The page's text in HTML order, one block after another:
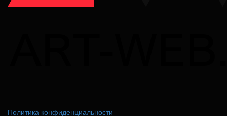
Политика конфиденциальности